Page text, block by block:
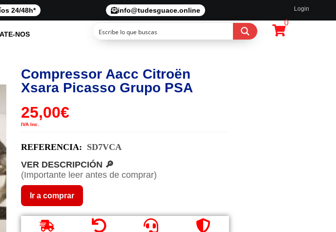
24/48h* info@tudesguace.online Login
NOS
0
Compressor Aacc Citroën
Xsara Picasso Grupo PSA
25,00€
IVA Inc.
REFERENCIA: SD7VCA
VER DESCRIPCIÓN 🔎
(Importante leer antes de comprar)
Ir a comprar